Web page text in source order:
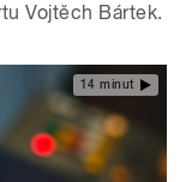
Vojtěch Bártek.
14 minut